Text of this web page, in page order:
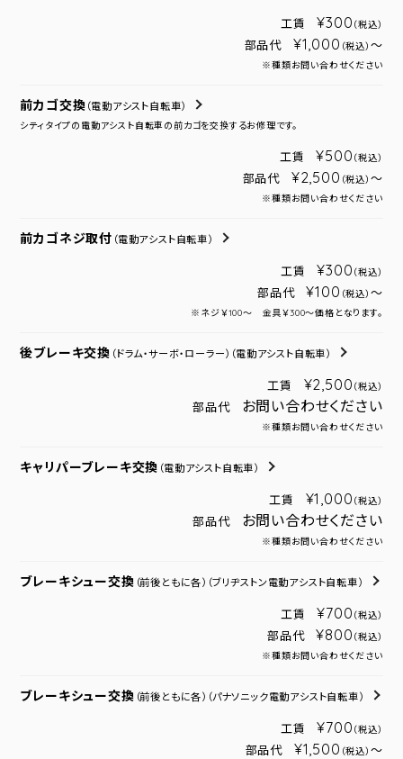
工賃 ¥300 （税込）
部品代 ¥1,000 （税込） ～
※種類お問い合わせください
前カゴ交換 （電動アシスト自転車）
シティタイプの電動アシスト自転車の前カゴを交換するお修理です。
工賃 ¥500 （税込）
部品代 ¥2,500 （税込） ～
※種類お問い合わせください
前カゴネジ取付 （電動アシスト自転車）
工賃 ¥300 （税込）
部品代 ¥100 （税込） ～
※ネジ￥100～ 金具￥300～価格となります。
後ブレーキ交換 （ドラム・サーボ・ローラー） （電動アシスト自転車）
工賃 ¥2,500 （税込）
部品代 お問い合わせください
※種類お問い合わせください
キャリパーブレーキ交換 （電動アシスト自転車）
工賃 ¥1,000 （税込）
部品代 お問い合わせください
※種類お問い合わせください
ブレーキシュー交換 （前後ともに各） （ブリヂストン電動アシスト自転車）
工賃 ¥700 （税込）
部品代 ¥800 （税込）
※種類お問い合わせください
ブレーキシュー交換 （前後ともに各） （パナソニック電動アシスト自転車）
工賃 ¥700 （税込）
部品代 ¥1,500 （税込） ～